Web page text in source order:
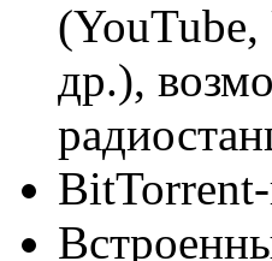
(YouTube,
др.),